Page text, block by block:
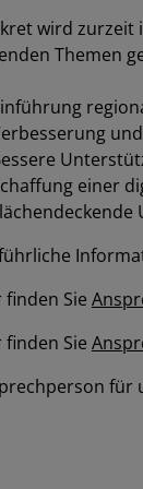
wird zurzeit
Themen
einer
finden Sie
finden Sie
für